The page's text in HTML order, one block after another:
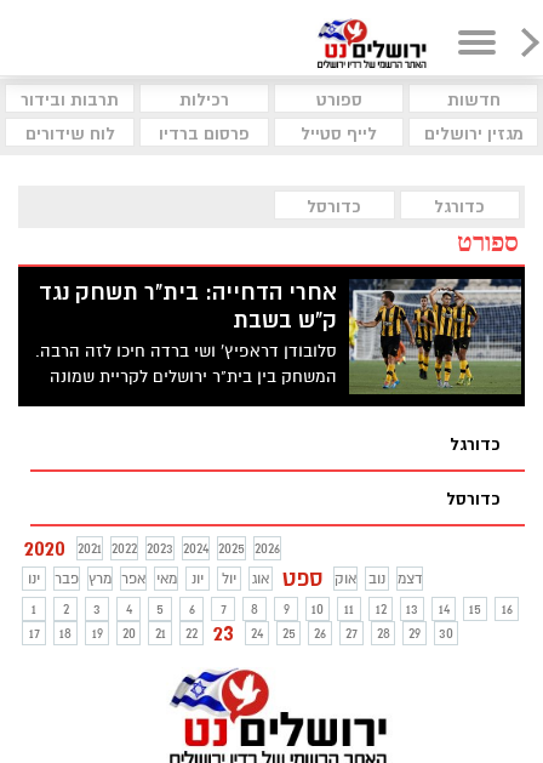
חדשות ספורט רכילות
תרבות ובידור
מגזין ירושלים
לייף סטייל פרסום ברדיו לוח שידורים
כדורגל כדורסל
ספורט
אחרי הדחייה: בית"ר תשחק נגד
ק"ש בשבת
סלובודן דראפיץ' ושי ברדה חיכו לזה הרבה.
המשחק בין בית"ר ירושלים לקריית שמונה
יתקיים בשבת
כדורגל
כדורסל
2020 2021 2022 2023 2024 2025
2026
ינו
פבר מרץ אפר מאי יונ יול אוג ספט אוק נוב
דצמ
1
2 3 4 5 6 7 8 9 10 11 12 13 14 15
16
17
18 19 20 21 22 23 24 25 26 27 28 29 30